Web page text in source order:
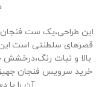
این طراحی،یک ست فنجان
قصرهای سلطنتی
بالا و ثبات رنگ،درخشش
خرید سرویس فنجان